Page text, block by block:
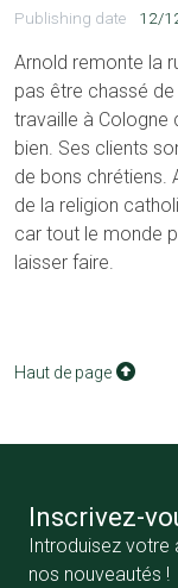
Publishing date 12/
Arnold remonte la
pas être chassé de
travaille à Cologne
bien. Ses clients
de bons chrétiens.
de la religion
car tout le monde
laisser faire.
Haut de page
Inscrivez-
Introduisez
nos nouveautés !